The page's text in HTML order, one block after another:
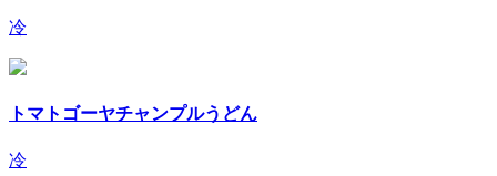
冷
トマトゴーヤチャンプルうどん
冷